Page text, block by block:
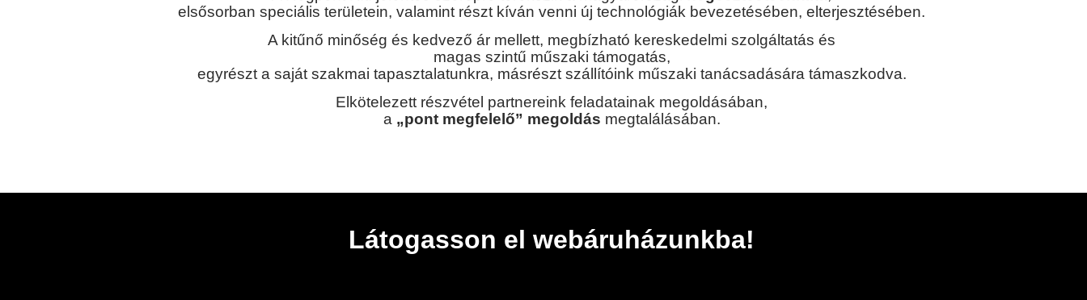
elsősorban speciális területein, valamint részt kíván venni új technológiák bevezetésében, elterjesztésében.
A kitűnő minőség és kedvező ár mellett, megbízható kereskedelmi szolgáltatás és
magas szintű műszaki támogatás,
egyrészt a saját szakmai tapasztalatunkra, másrészt szállítóink műszaki tanácsadására támaszkodva.
Elkötelezett részvétel partnereink feladatainak megoldásában,
a „pont megfelelő” megoldás megtalálásában.
Látogasson el webáruházunkba!